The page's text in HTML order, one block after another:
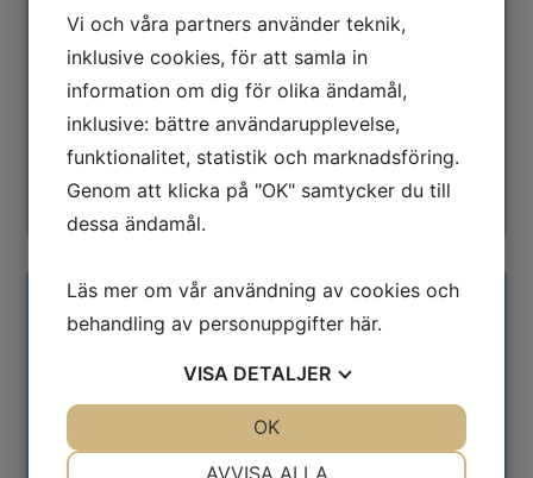
kommuner att bo i. Med fyra naturreservat,
vackra sjöar, välplanerade bostadsområden och
goda kommunikationer har vi något alldeles
särskilt att värna om och bygga vidare på.
Ett aktivt trygghetsskapande arbete är avgörande
för att Sollentuna ska vara en attraktiv plats att
bo, leva och verka i. När människor känner sig
Vi och våra partners använder teknik,
inklusive cookies, för att samla in
information om dig för olika ändamål,
inklusive: bättre användarupplevelse,
funktionalitet, statistik och marknadsföring.
Genom att klicka på "OK" samtycker du till
dessa ändamål.
Läs mer om vår användning av cookies och
behandling av personuppgifter här.
VISA DETALJER
AVVISA ALLA
OK